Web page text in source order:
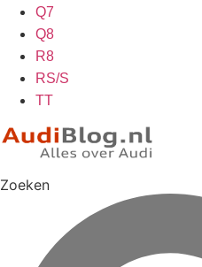
Q7
Q8
R8
RS/S
TT
Zoeken